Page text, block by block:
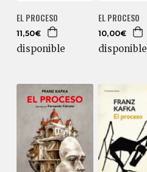
EL PROCESO
11,50€
disponible
EL PROCESO
10,00€
disponible